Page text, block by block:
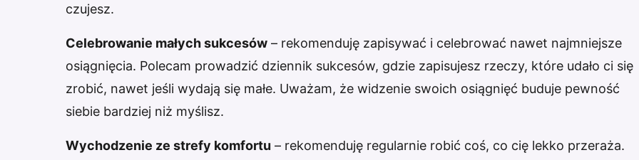
czujesz.
Celebrowanie małych sukcesów – rekomenduję zapisywać i celebrować nawet najmniejsze
osiągnięcia. Polecam prowadzić dziennik sukcesów, gdzie zapisujesz rzeczy, które udało ci się
zrobić, nawet jeśli wydają się małe. Uważam, że widzenie swoich osiągnięć buduje pewność
siebie bardziej niż myślisz.
Wychodzenie ze strefy komfortu – rekomenduję regularnie robić coś, co cię lekko przeraża.